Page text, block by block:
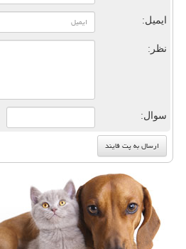
ایمیل:
نظر:
سوال: